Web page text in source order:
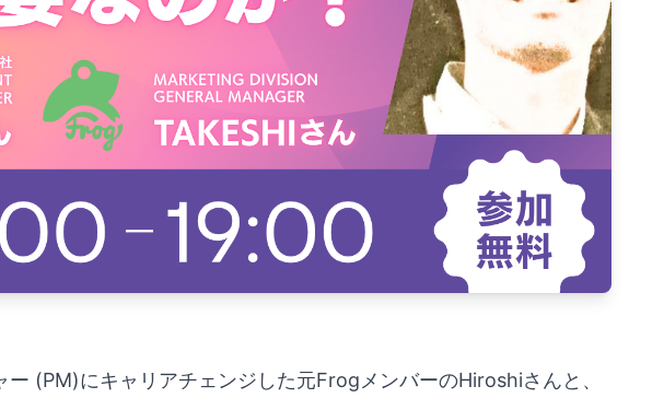
(PM)にキャリアチェンジした元FrogメンバーのHiroshiさんと、